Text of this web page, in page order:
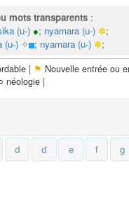
mots transparents :
(u-) ●; nyamara (u-) ✽;
(u-) ✧ ; nyamara (u-) ✽;
| ⚑ Nouvelle entrée ou
néologie |
d ɗ e f g